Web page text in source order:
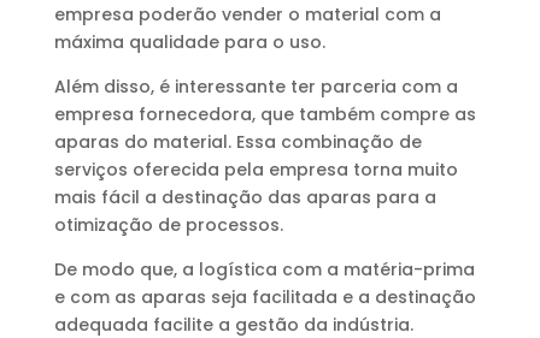
empresa poderão vender o material com a
máxima qualidade para o uso.
Além disso, é interessante ter parceria com a
empresa fornecedora, que também compre as
aparas do material. Essa combinação de
serviços oferecida pela empresa torna muito
mais fácil a destinação das aparas para a
otimização de processos.
De modo que, a logística com a matéria-prima
e com as aparas seja facilitada e a destinação
adequada facilite a gestão da indústria.